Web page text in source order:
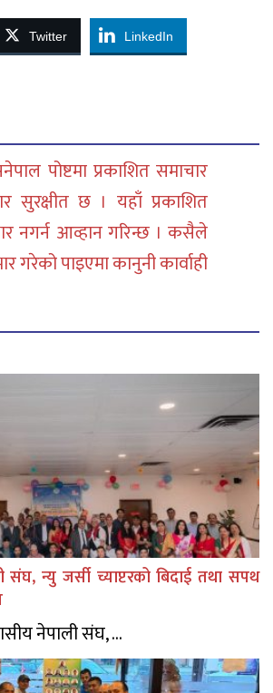
Twitter LinkedIn
पोष्टमा प्रकाशित समाचार
सुरक्षीत छ । यहाँ प्रकाशित
नगर्न आव्हान गरिन्छ । कसैले
गरेको पाइएमा कानुनी कार्वाही
न्यु जर्सी च्याप्टरको बिदाई तथा सपथ
नेपाली संघ, ...